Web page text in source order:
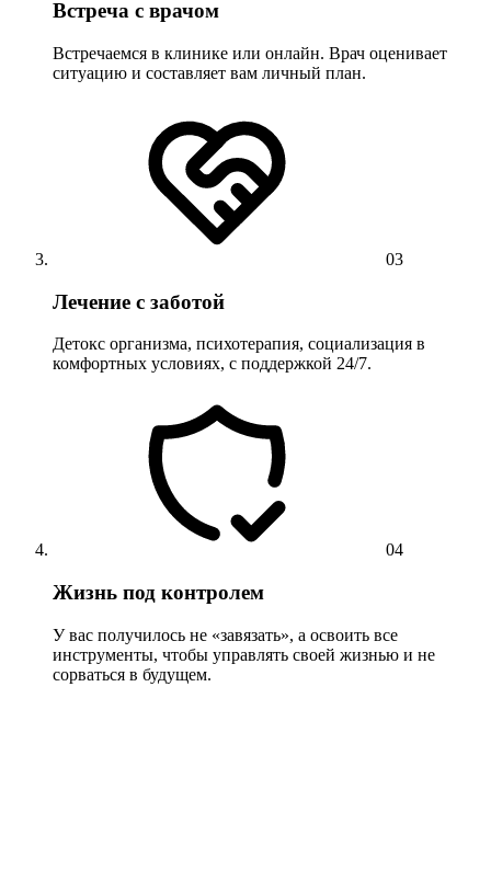
Встреча с врачом
Встречаемся в клинике или онлайн. Врач оценивает
ситуацию и составляет вам личный план.
03
Лечение с заботой
Детокс организма, психотерапия, социализация в
комфортных условиях, с поддержкой 24/7.
04
Жизнь под контролем
У вас получилось не «завязать», а освоить все
инструменты, чтобы управлять своей жизнью и не
сорваться в будущем.